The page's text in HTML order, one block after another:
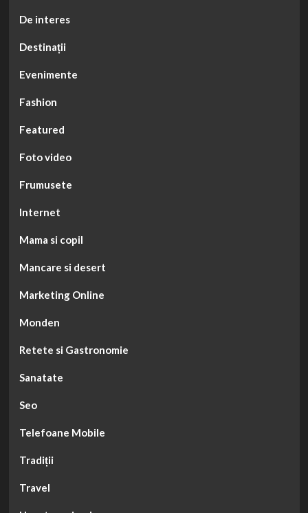
De interes
Destinații
Evenimente
Fashion
Featured
Foto video
Frumusete
Internet
Mama si copil
Mancare si desert
Marketing Online
Monden
Retete si Gastronomie
Sanatate
Seo
Telefoane Mobile
Tradiții
Travel